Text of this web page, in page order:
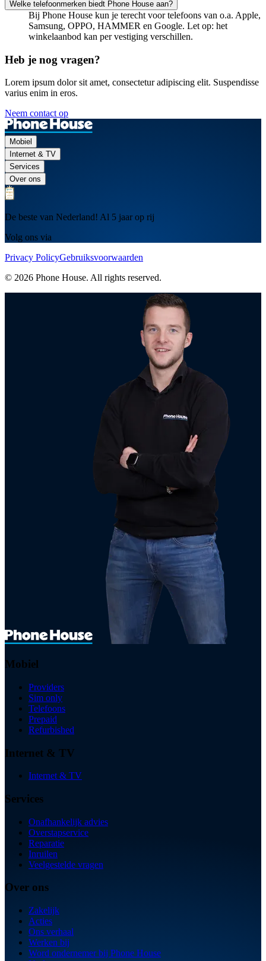
Welke telefoonmerken biedt Phone House aan?
Bij Phone House kun je terecht voor telefoons van o.a. Apple,
Samsung, OPPO, HAMMER en Google. Let op: het
winkelaanbod kan per vestiging verschillen.
Heb je nog vragen?
Lorem ipsum dolor sit amet, consectetur adipiscing elit. Suspendisse
varius enim in eros.
Neem contact op
Mobiel
Internet & TV
Services
Over ons
De beste van Nederland! Al 5 jaar op rij
Volg ons via
Privacy PolicyGebruiksvoorwaarden
© 2026 Phone House. All rights reserved.
Mobiel
Providers
Sim only
Telefoons
Prepaid
Refurbished
Internet & TV
Internet & TV
Services
Onafhankelijk advies
Overstapservice
Reparatie
Inruilen
Veelgestelde vragen
Over ons
Zakelijk
Acties
Ons verhaal
Werken bij
Word ondernemer bij Phone House